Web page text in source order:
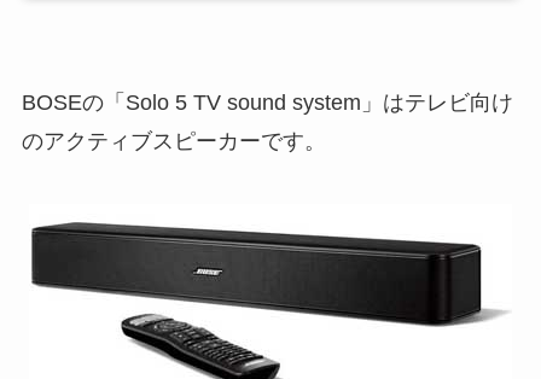
BOSEの「Solo 5 TV sound system」はテレビ向け
のアクティブスピーカーです。